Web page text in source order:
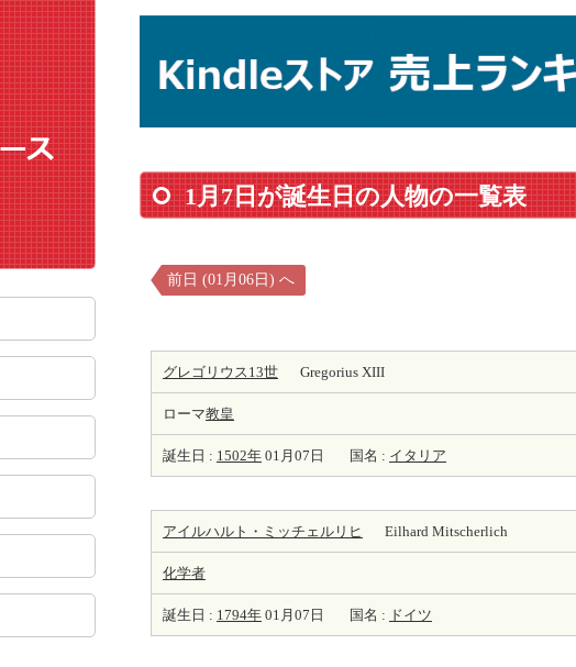
1月7日が誕生日の人物の一覧表
前日 (01月06日) へ
グレゴリウス13世 Gregorius XIII
ローマ教皇
誕生日 : 1502年 01月07日 国名 : イタリア
アイルハルト・ミッチェルリヒ Eilhard Mitscherlich
化学者
誕生日 : 1794年 01月07日 国名 : ドイツ